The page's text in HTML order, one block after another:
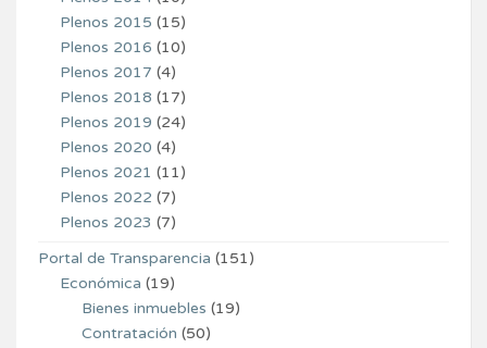
Plenos 2015 (15)
Plenos 2016 (10)
Plenos 2017 (4)
Plenos 2018 (17)
Plenos 2019 (24)
Plenos 2020 (4)
Plenos 2021 (11)
Plenos 2022 (7)
Plenos 2023 (7)
Portal de Transparencia (151)
Económica (19)
Bienes inmuebles (19)
Contratación (50)